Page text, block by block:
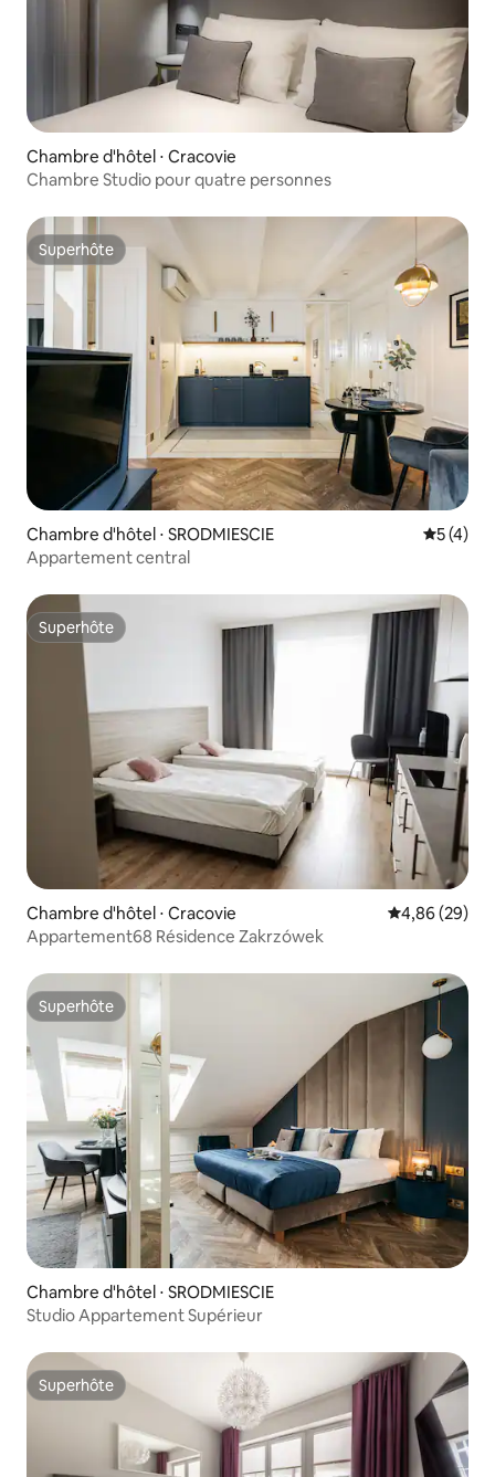
Chambre d'hôtel ⋅ Cracovie
Chambre Studio pour quatre personnes
Superhôte
Superhôte
Chambre d'hôtel ⋅ SRODMIESCIE
5 (4)
Appartement central
Superhôte
Superhôte
Chambre d'hôtel ⋅ Cracovie Évaluation
4,86 (29)
Appartement68 Résidence Zakrzówek
Superhôte
Superhôte
Chambre d'hôtel ⋅ SRODMIESCIE
Studio Appartement Supérieur
Superhôte
Superhôte